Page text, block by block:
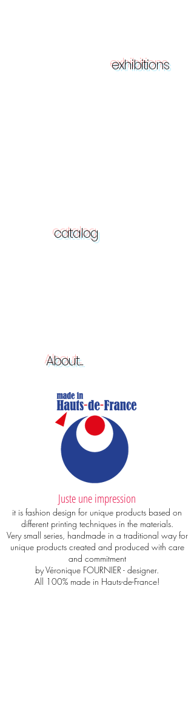
exhibitions
catalog
About...
Juste une impression
it is fashion design for unique products based on
different printing techniques in the materials.
Very small series, handmade in a traditional way for
unique products created and produced with care
and commitment
by Véronique FOURNIER - designer.
All 100% made in Hauts-de-France!